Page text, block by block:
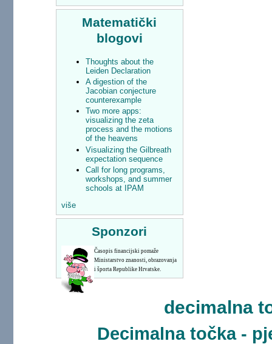
Matematički
blogovi
Thoughts about the
Leiden Declaration
A digestion of the
Jacobian conjecture
counterexample
Two more apps:
visualizing the zeta
process and the motions
of the heavens
Visualizing the Gilbreath
expectation sequence
Call for long programs,
workshops, and summer
schools at IPAM
više
Sponzori
Časopis financijski pomaže
Ministarstvo znanosti, obrazovanja
i športa Republike Hrvatske.
decimalna
Decimalna točka -